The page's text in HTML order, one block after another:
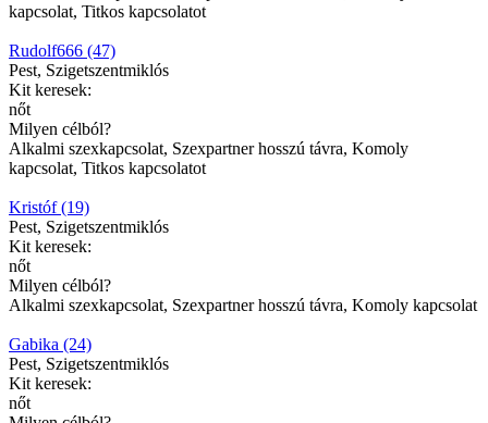
kapcsolat, Titkos kapcsolatot
Rudolf666 (47)
Pest, Szigetszentmiklós
Kit keresek:
nőt
Milyen célból?
Alkalmi szexkapcsolat, Szexpartner hosszú távra, Komoly
kapcsolat, Titkos kapcsolatot
Kristóf (19)
Pest, Szigetszentmiklós
Kit keresek:
nőt
Milyen célból?
Alkalmi szexkapcsolat, Szexpartner hosszú távra, Komoly kapcsolat
Gabika (24)
Pest, Szigetszentmiklós
Kit keresek:
nőt